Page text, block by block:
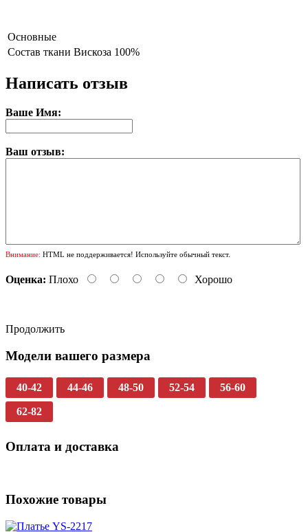
Основные
Состав ткани Вискоза 100%
Написать отзыв
Ваше Имя:
Ваш отзыв:
Внимание: HTML не поддерживается! Используйте обычный текст.
Оценка: Плохо Хорошо
Продолжить
Модели вашего размера
40-42 44-46 48-50 52-54 56-60
62-82
Оплата и доставка
Похожие товары